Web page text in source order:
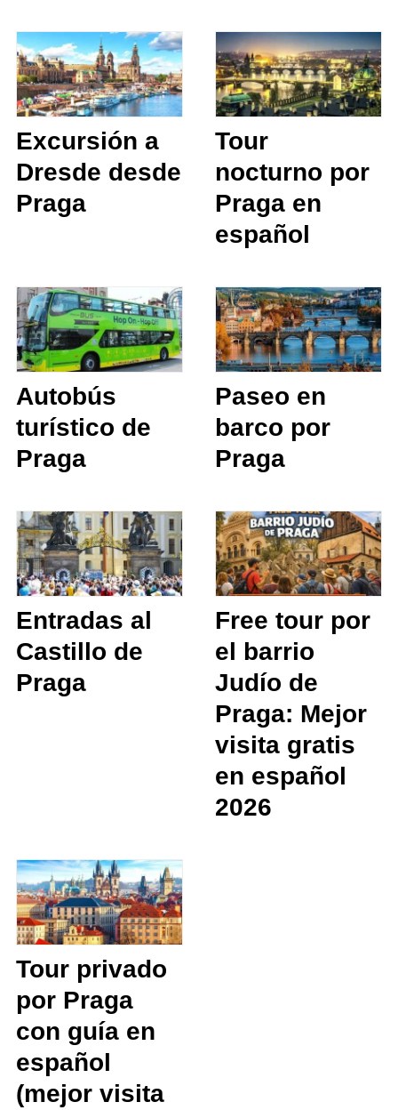
Excursión a
Dresde desde
Praga
Tour
nocturno por
Praga en
español
Autobús
turístico de
Praga
Paseo en
barco por
Praga
Entradas al
Castillo de
Praga
Free tour por
el barrio
Judío de
Praga: Mejor
visita gratis
en español
2026
Tour privado
por Praga
con guía en
español
(mejor visita